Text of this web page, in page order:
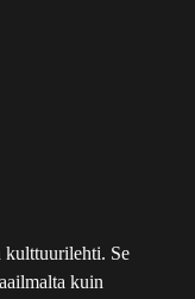
kulttuurilehti. Se
kuin